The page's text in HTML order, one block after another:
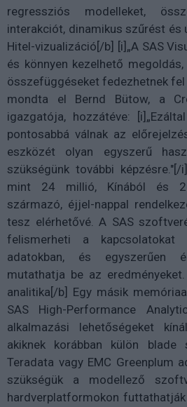
regressziós modelleket,
interakciót, dinamikus szűrést és
Hitel-vizualizáció[/b] [i]„A SAS
és könnyen kezelhető
összefüggéseket fedezhetnek
mondta el Bernd Bütow, a
igazgatója, hozzátéve:
pontosabbá válnak az
eszközét olyan egyszerű
szükségünk további
mint 24 millió, Kínából és
származó, éjjel-nappal
tesz elérhetővé. A SAS
felismerheti a kapcsolatokat
adatokban, és egyszerűen
mutathatja be az
analitika[/b] Egy másik
SAS High-Performance
alkalmazási lehetőségeket
akiknek korábban külön blade
Teradata vagy EMC Greenplum
szükségük a modellező
hardverplatformokon